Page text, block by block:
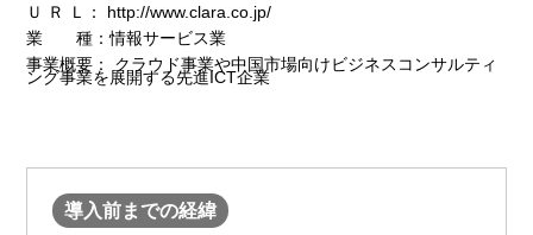
Ｕ Ｒ Ｌ： http://www.clara.co.jp/
業 種：情報サービス業
事業概要： クラウド事業や中国市場向けビジネスコンサルティ
ング事業を展開する先進ICT企業
導入前までの経緯